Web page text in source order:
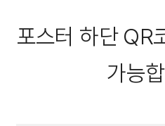
포스터 하단 QR
가능